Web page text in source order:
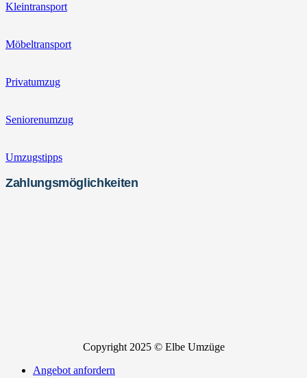
Kleintransport
Möbeltransport
Privatumzug
Seniorenumzug
Umzugstipps
Zahlungsmöglichkeiten
Copyright 2025 © Elbe Umzüge
Angebot anfordern